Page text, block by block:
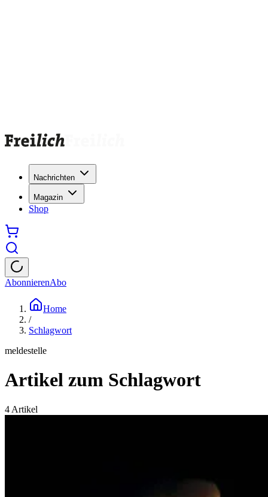
Nachrichten
Magazin
Shop
AbonnierenAbo
Home
/
Schlagwort
meldestelle
Artikel zum Schlagwort
4 Artikel